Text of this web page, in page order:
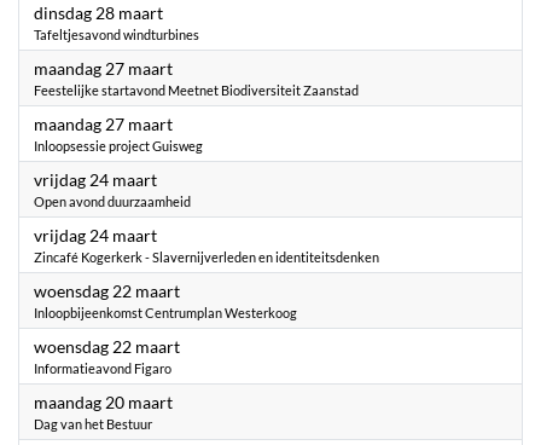
dinsdag 28 maart2023
Tafeltjesavond windturbines
maandag 27 maart2023
Feestelijke startavond Meetnet Biodiversiteit Zaanstad
maandag 27 maart2023
Inloopsessie project Guisweg
vrijdag 24 maart2023
Open avond duurzaamheid
vrijdag 24 maart2023
Zincafé Kogerkerk - Slavernijverleden en identiteitsdenken
woensdag 22 maart2023
Inloopbijeenkomst Centrumplan Westerkoog
woensdag 22 maart2023
Informatieavond Figaro
maandag 20 maart2023
Dag van het Bestuur